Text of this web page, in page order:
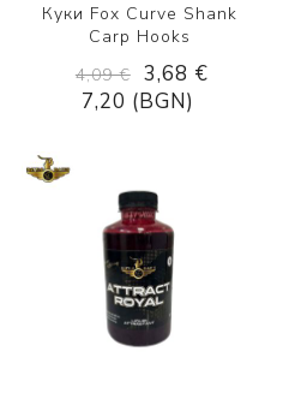
Куки Fox Curve Shank
Carp Hooks
4,09 € 3,68 €
7,20 (BGN)